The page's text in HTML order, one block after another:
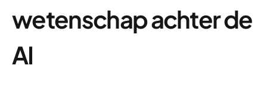
wetenschap achter de
AI